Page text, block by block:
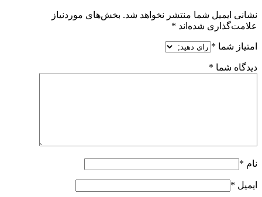
نشانی ایمیل شما منتشر نخواهد شد. بخش‌های موردنیاز
علامت‌گذاری شده‌اند *
امتیاز شما *
دیدگاه شما *
نام *
ایمیل *